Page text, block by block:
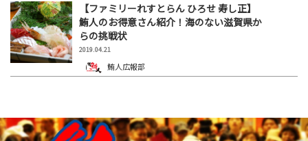
【ファミリーれすとらん ひろせ 寿し正】
鮪人のお得意さん紹介！海のない滋賀県か
らの挑戦状
2019.04.21
鮪人広報部